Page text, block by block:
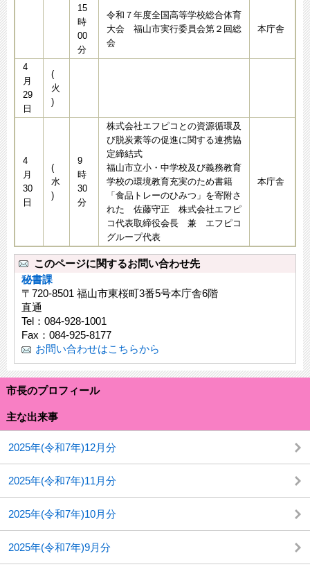
市長のプロフィール
主な出来事
2025年(令和7年)12月分
2025年(令和7年)11月分
2025年(令和7年)10月分
2025年(令和7年)9月分
15
時
00
分
令和７年度全国高等学校総合体育
大会 福山市実行委員会第２回総
会
本庁舎
4
月
29
日
(
火
)
4
月
30
日
(
水
)
9
時
30
分
株式会社エフピコとの資源循環及
び脱炭素等の促進に関する連携協
定締結式
福山市立小・中学校及び義務教育
学校の環境教育充実のため書籍
「食品トレーのひみつ」を寄附さ
れた 佐藤守正 株式会社エフピ
コ代表取締役会長 兼 エフピコ
グループ代表
本庁舎
このページに関するお問い合わせ先
秘書課
〒720-8501 福山市東桜町3番5号本庁舎6階
直通
Tel：084-928-1001
Fax：084-925-8177
お問い合わせはこちらから